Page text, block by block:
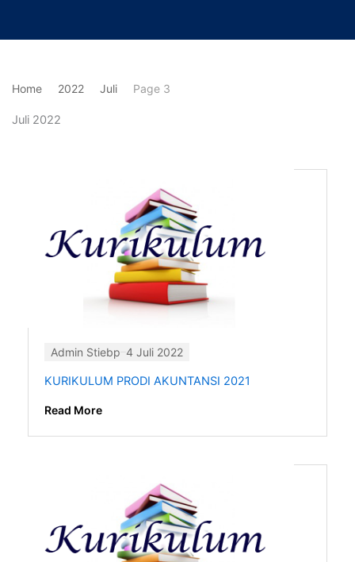
Home 2022 Juli Page 3
Juli 2022
Admin Stiebp 4 Juli 2022
KURIKULUM PRODI AKUNTANSI 2021
Read More